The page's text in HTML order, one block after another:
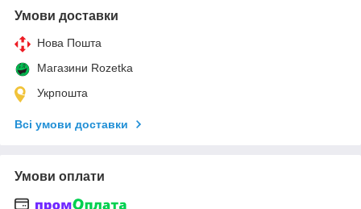
Умови доставки
Нова Пошта
Магазини Rozetka
Укрпошта
Всі умови доставки
Умови оплати